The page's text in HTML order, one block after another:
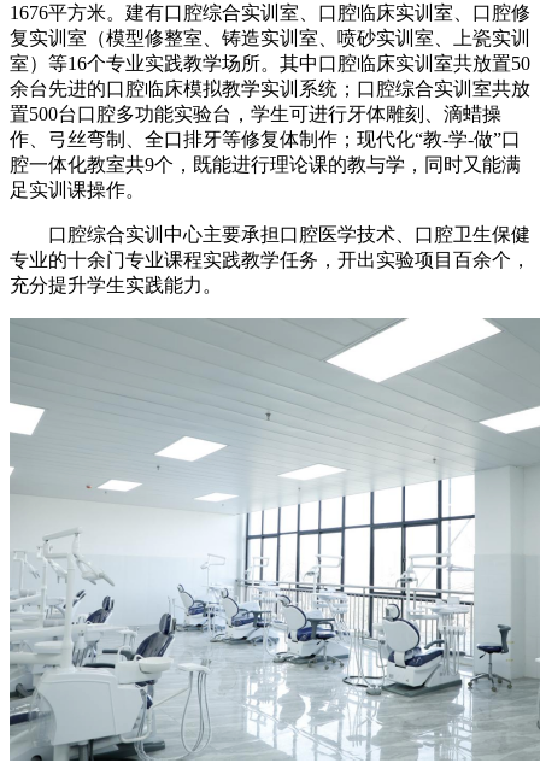
1676平方米。建有口腔综合实训室、口腔临床实训室、口腔修
复实训室（模型修整室、铸造实训室、喷砂实训室、上瓷实训
室）等16个专业实践教学场所。其中口腔临床实训室共放置50
余台先进的口腔临床模拟教学实训系统；口腔综合实训室共放
置500台口腔多功能实验台，学生可进行牙体雕刻、滴蜡操
作、弓丝弯制、全口排牙等修复体制作；现代化“教-学-做”口
腔一体化教室共9个，既能进行理论课的教与学，同时又能满
足实训课操作。
口腔综合实训中心主要承担口腔医学技术、口腔卫生保健
专业的十余门专业课程实践教学任务，开出实验项目百余个，
充分提升学生实践能力。